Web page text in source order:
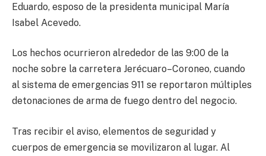
Eduardo, esposo de la presidenta municipal María
Isabel Acevedo.
Los hechos ocurrieron alrededor de las 9:00 de la
noche sobre la carretera Jerécuaro–Coroneo, cuando
al sistema de emergencias 911 se reportaron múltiples
detonaciones de arma de fuego dentro del negocio.
Tras recibir el aviso, elementos de seguridad y
cuerpos de emergencia se movilizaron al lugar. Al